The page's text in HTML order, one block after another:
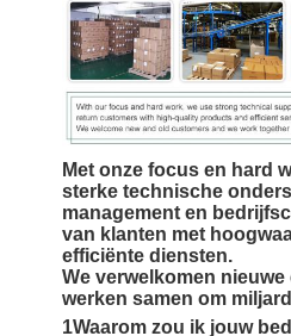
Met onze focus en hard
sterke technische
management en
van klanten met
efficiënte diensten.
We verwelkomen
werken samen om
1Waarom zou ik jouw